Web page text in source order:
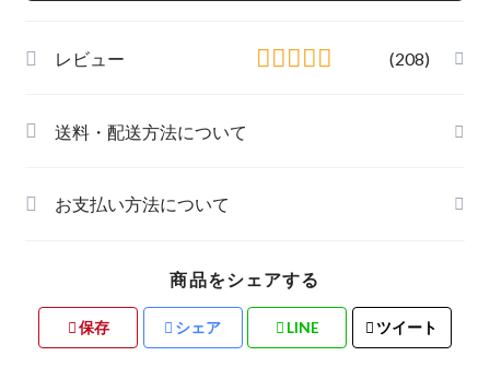
レビュー (208)
送料・配送方法について
お支払い方法について
商品をシェアする
保存 シェア LINE ツイート